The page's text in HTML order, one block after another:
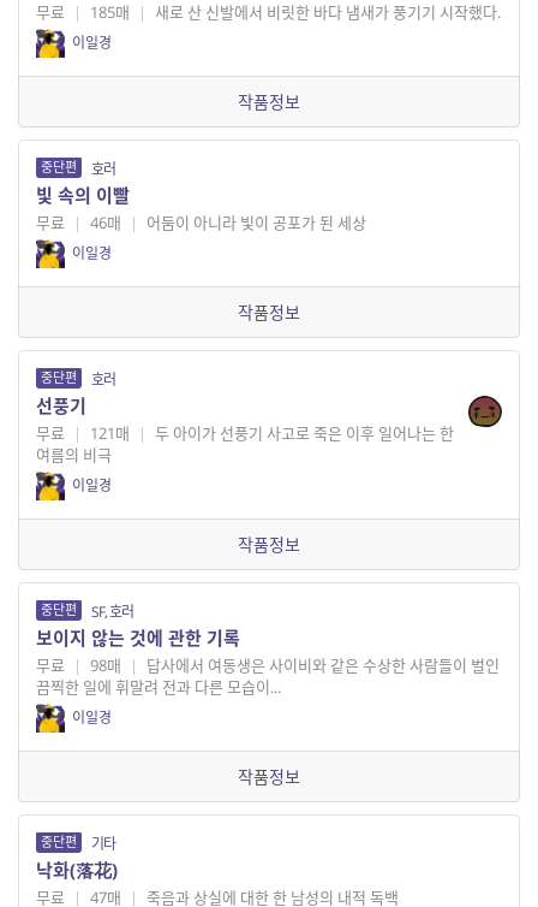
무료 | 185매 | 새로 산 신발에서 비릿한 바다 냄새가 풍기기 시작했다.
이일경
작품정보
중단편 호러
빛 속의 이빨
무료 | 46매 | 어둠이 아니라 빛이 공포가 된 세상
이일경
작품정보
중단편 호러
선풍기
무료 | 121매 | 두 아이가 선풍기 사고로 죽은 이후 일어나는 한
여름의 비극
이일경
작품정보
중단편 SF, 호러
보이지 않는 것에 관한 기록
무료 | 98매 |
답사에서 여동생은 사이비와 같은 수상한 사람들이 벌인
끔찍한 일에 휘말려 전과 다른 모습이...
이일경
작품정보
중단편 기타
낙화(落花)
무료 | 47매 | 죽음과 상실에 대한 한 남성의 내적 독백